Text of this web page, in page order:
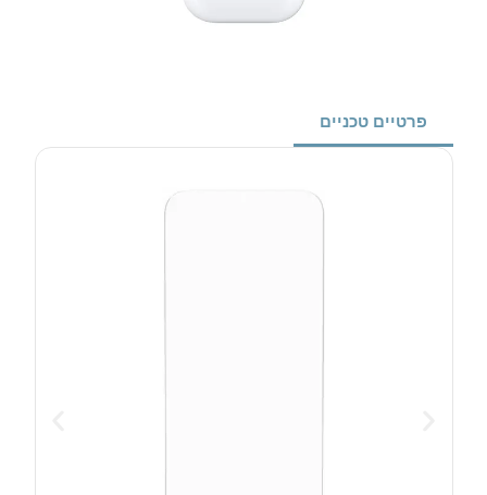
פרטיים טכניים